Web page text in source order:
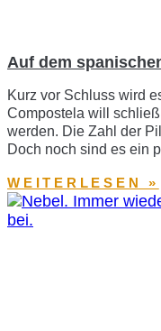
Auf dem
Kurz vor Schluss wird
Compostela will
werden. Die Zahl der
Doch noch sind es ein
WEITERLESEN »